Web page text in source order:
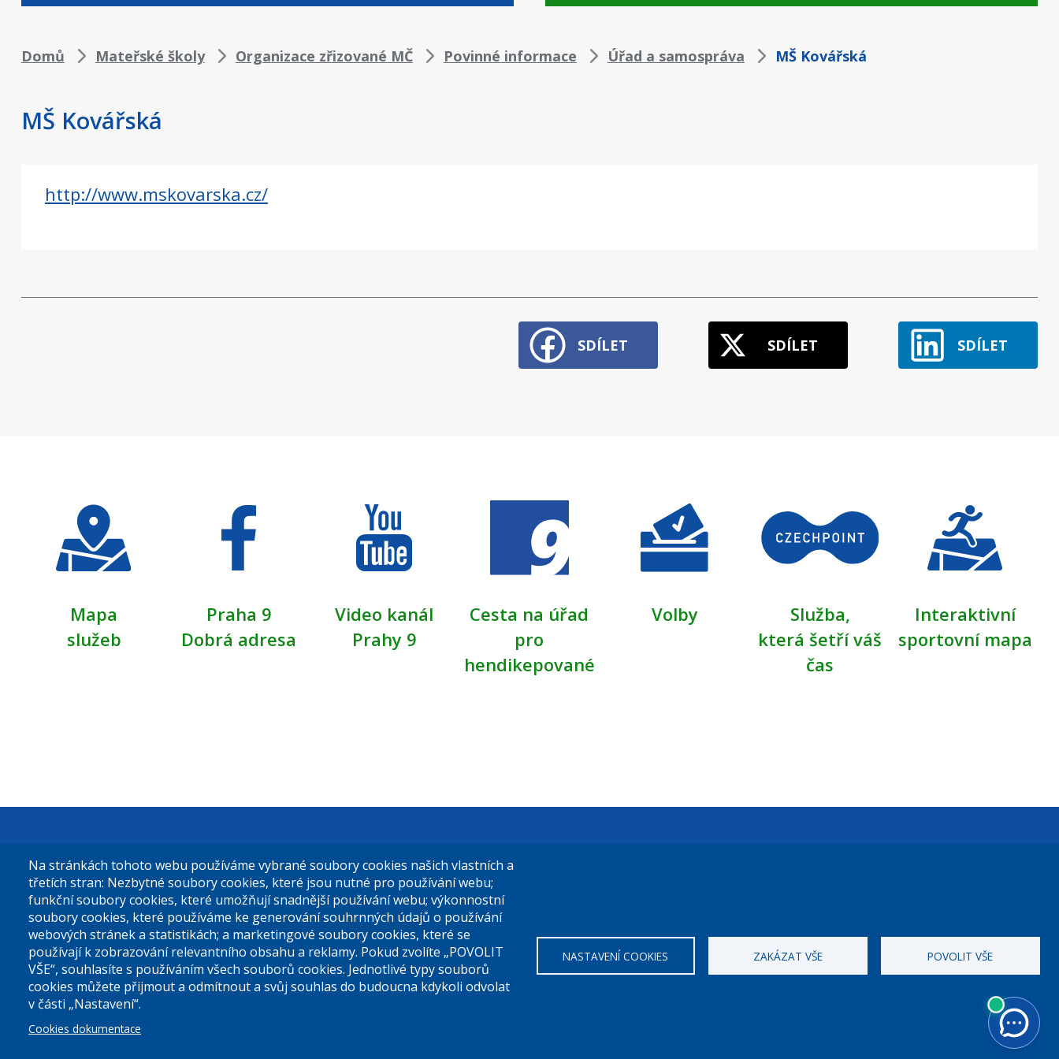
Drobečková
Domů Mateřské školy Organizace zřizované MČ Povinné informace Úřad a samospráva MŠ Kovářská
MŠ Kovářská
http://www.mskovarska.cz/
SDÍLET SDÍLET SDÍLET
Mapa
služeb
Praha 9
Dobrá adresa
Video kanál
Prahy 9
Cesta na úřad
pro
hendikepované
Volby
Služba,
která šetří váš
čas
Interaktivní
sportovní mapa
Městská část Praha 9
Sokolovská 14/324
180 49 Praha 9
Tel. ústředna:283 091 111
El. podatelna (s el. podpisem):
posta@praha9.cz
El. podatelna (bez el. podpisu):
podatelna@praha9.cz
Úřední hodiny
nddbppc
CZ00063894
Na stránkách tohoto webu používáme vybrané soubory cookies našich vlastních a
třetích stran: Nezbytné soubory cookies, které jsou nutné pro používání webu;
funkční soubory cookies, které umožňují snadnější používání webu; výkonnostní
soubory cookies, které používáme ke generování souhrnných údajů o používání
webových stránek a statistikách; a marketingové soubory cookies, které se
používají k zobrazování relevantního obsahu a reklamy. Pokud zvolíte „POVOLIT
VŠE“, souhlasíte s používáním všech souborů cookies. Jednotlivé typy souborů
cookies můžete přijmout a odmítnout a svůj souhlas do budoucna kdykoli odvolat
v části „Nastavení“.
Cookies dokumentace
NASTAVENÍ COOKIES ZAKÁZAT VŠE POVOLIT VŠE